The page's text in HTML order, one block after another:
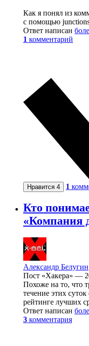
Как я понял из
с помощью
Ответ написан
1 комментарий
Нравится 4 1
Кто
«Компания
Александр Белугин
Пост «Хакера» —
Похоже на то, что
течение этих суток
рейтинге лучших
Ответ написан
3 комментария